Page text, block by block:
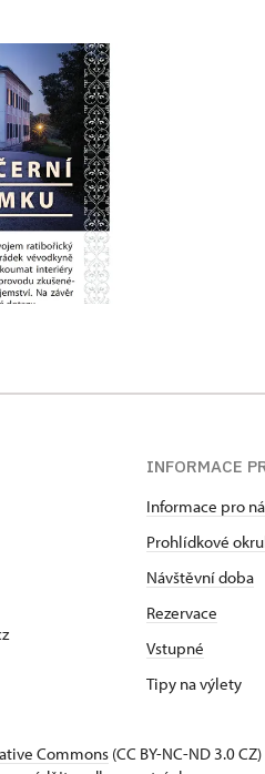
INFORMACE
Informace pro
Prohlídkové
Návštěvní doba
Rezervace
Vstupné
Tipy na výlety
Commons (CC BY-NC-ND 3.0